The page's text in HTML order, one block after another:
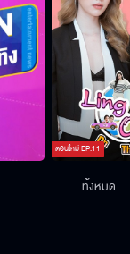
ตอนใหม่EP.11
ทั้งหมด